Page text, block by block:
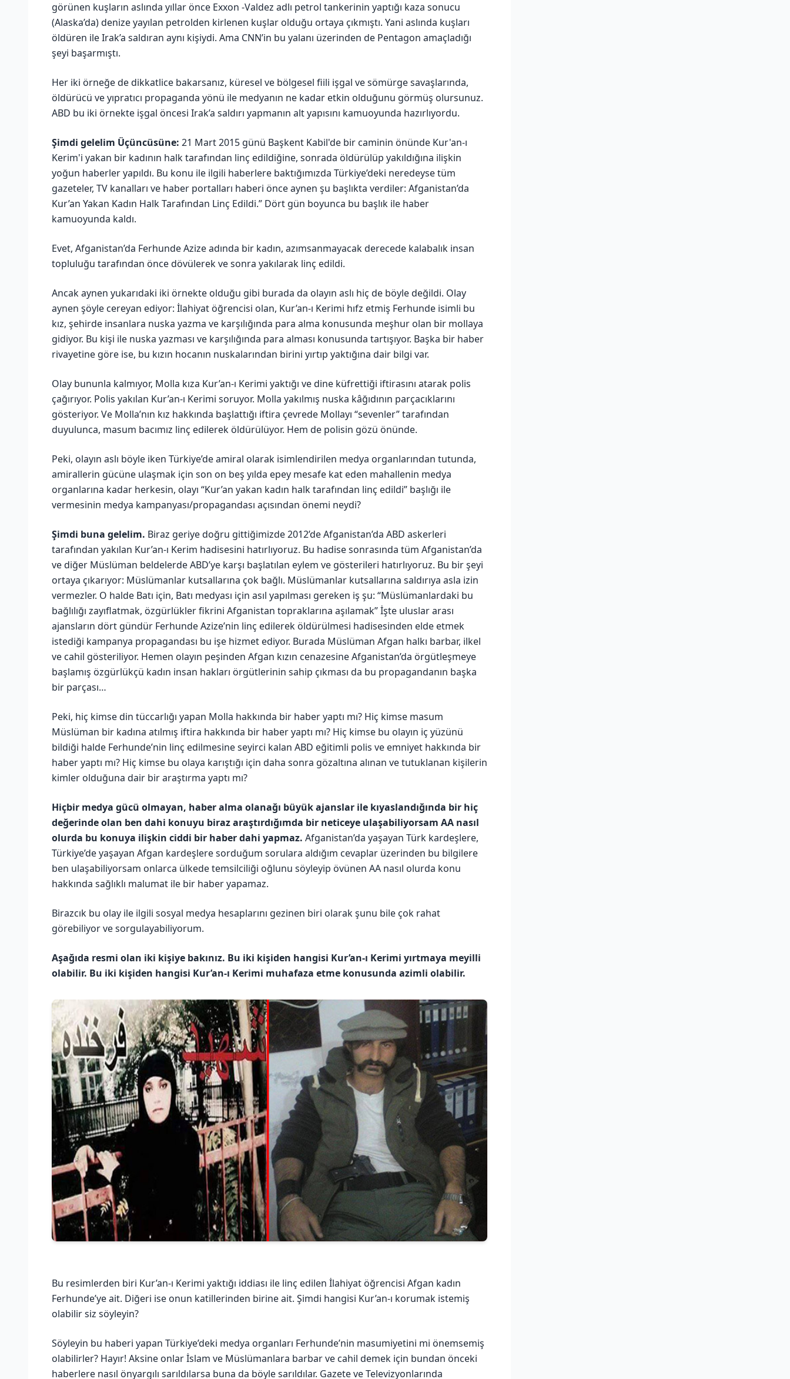
görünen kuşların aslında yıllar önce Exxon -Valdez adlı petrol tankerinin yaptığı kaza sonucu
(Alaska’da) denize yayılan petrolden kirlenen kuşlar olduğu ortaya çıkmıştı. Yani aslında kuşları
öldüren ile Irak’a saldıran aynı kişiydi. Ama CNN’in bu yalanı üzerinden de Pentagon amaçladığı
şeyi başarmıştı.
Her iki örneğe de dikkatlice bakarsanız, küresel ve bölgesel fiili işgal ve sömürge savaşlarında,
öldürücü ve yıpratıcı propaganda yönü ile medyanın ne kadar etkin olduğunu görmüş olursunuz.
ABD bu iki örnekte işgal öncesi Irak’a saldırı yapmanın alt yapısını kamuoyunda hazırlıyordu.
Şimdi gelelim Üçüncüsüne: 21 Mart 2015 günü Başkent Kabil'de bir caminin önünde Kur'an-ı
Kerim'i yakan bir kadının halk tarafından linç edildiğine, sonrada öldürülüp yakıldığına ilişkin
yoğun haberler yapıldı. Bu konu ile ilgili haberlere baktığımızda Türkiye’deki neredeyse tüm
gazeteler, TV kanalları ve haber portalları haberi önce aynen şu başlıkta verdiler: Afganistan’da
Kur’an Yakan Kadın Halk Tarafından Linç Edildi.” Dört gün boyunca bu başlık ile haber
kamuoyunda kaldı.
Evet, Afganistan’da Ferhunde Azize adında bir kadın, azımsanmayacak derecede kalabalık insan
topluluğu tarafından önce dövülerek ve sonra yakılarak linç edildi.
Ancak aynen yukarıdaki iki örnekte olduğu gibi burada da olayın aslı hiç de böyle değildi. Olay
aynen şöyle cereyan ediyor: İlahiyat öğrencisi olan, Kur’an-ı Kerimi hıfz etmiş Ferhunde isimli bu
kız, şehirde insanlara nuska yazma ve karşılığında para alma konusunda meşhur olan bir mollaya
gidiyor. Bu kişi ile nuska yazması ve karşılığında para alması konusunda tartışıyor. Başka bir haber
rivayetine göre ise, bu kızın hocanın nuskalarından birini yırtıp yaktığına dair bilgi var.
Olay bununla kalmıyor, Molla kıza Kur’an-ı Kerimi yaktığı ve dine küfrettiği iftirasını atarak polis
çağırıyor. Polis yakılan Kur’an-ı Kerimi soruyor. Molla yakılmış nuska kâğıdının parçacıklarını
gösteriyor. Ve Molla’nın kız hakkında başlattığı iftira çevrede Mollayı “sevenler” tarafından
duyulunca, masum bacımız linç edilerek öldürülüyor. Hem de polisin gözü önünde.
Peki, olayın aslı böyle iken Türkiye’de amiral olarak isimlendirilen medya organlarından tutunda,
amirallerin gücüne ulaşmak için son on beş yılda epey mesafe kat eden mahallenin medya
organlarına kadar herkesin, olayı “Kur’an yakan kadın halk tarafından linç edildi” başlığı ile
vermesinin medya kampanyası/propagandası açısından önemi neydi?
Şimdi buna gelelim. Biraz geriye doğru gittiğimizde 2012’de Afganistan’da ABD askerleri
tarafından yakılan Kur’an-ı Kerim hadisesini hatırlıyoruz. Bu hadise sonrasında tüm Afganistan’da
ve diğer Müslüman beldelerde ABD’ye karşı başlatılan eylem ve gösterileri hatırlıyoruz. Bu bir şeyi
ortaya çıkarıyor: Müslümanlar kutsallarına çok bağlı. Müslümanlar kutsallarına saldırıya asla izin
vermezler. O halde Batı için, Batı medyası için asıl yapılması gereken iş şu: “Müslümanlardaki bu
bağlılığı zayıflatmak, özgürlükler fikrini Afganistan topraklarına aşılamak” İşte uluslar arası
ajansların dört gündür Ferhunde Azize’nin linç edilerek öldürülmesi hadisesinden elde etmek
istediği kampanya propagandası bu işe hizmet ediyor. Burada Müslüman Afgan halkı barbar, ilkel
ve cahil gösteriliyor. Hemen olayın peşinden Afgan kızın cenazesine Afganistan’da örgütleşmeye
başlamış özgürlükçü kadın insan hakları örgütlerinin sahip çıkması da bu propagandanın başka
bir parçası…
Peki, hiç kimse din tüccarlığı yapan Molla hakkında bir haber yaptı mı? Hiç kimse masum
Müslüman bir kadına atılmış iftira hakkında bir haber yaptı mı? Hiç kimse bu olayın iç yüzünü
bildiği halde Ferhunde’nin linç edilmesine seyirci kalan ABD eğitimli polis ve emniyet hakkında bir
haber yaptı mı? Hiç kimse bu olaya karıştığı için daha sonra gözaltına alınan ve tutuklanan kişilerin
kimler olduğuna dair bir araştırma yaptı mı?
Hiçbir medya gücü olmayan, haber alma olanağı büyük ajanslar ile kıyaslandığında bir hiç
değerinde olan ben dahi konuyu biraz araştırdığımda bir neticeye ulaşabiliyorsam AA nasıl
olurda bu konuya ilişkin ciddi bir haber dahi yapmaz. Afganistan’da yaşayan Türk kardeşlere,
Türkiye’de yaşayan Afgan kardeşlere sorduğum sorulara aldığım cevaplar üzerinden bu bilgilere
ben ulaşabiliyorsam onlarca ülkede temsilciliği oğlunu söyleyip övünen AA nasıl olurda konu
hakkında sağlıklı malumat ile bir haber yapamaz.
Birazcık bu olay ile ilgili sosyal medya hesaplarını gezinen biri olarak şunu bile çok rahat
görebiliyor ve sorgulayabiliyorum.
Aşağıda resmi olan iki kişiye bakınız. Bu iki kişiden hangisi Kur’an-ı Kerimi yırtmaya meyilli
olabilir. Bu iki kişiden hangisi Kur’an-ı Kerimi muhafaza etme konusunda azimli olabilir.
Bu resimlerden biri Kur’an-ı Kerimi yaktığı iddiası ile linç edilen İlahiyat öğrencisi Afgan kadın
Ferhunde’ye ait. Diğeri ise onun katillerinden birine ait. Şimdi hangisi Kur’an-ı korumak istemiş
olabilir siz söyleyin?
Söyleyin bu haberi yapan Türkiye’deki medya organları Ferhunde’nin masumiyetini mi önemsemiş
olabilirler? Hayır! Aksine onlar İslam ve Müslümanlara barbar ve cahil demek için bundan önceki
haberlere nasıl önyargılı sarıldılarsa buna da böyle sarıldılar. Gazete ve Televizyonlarında